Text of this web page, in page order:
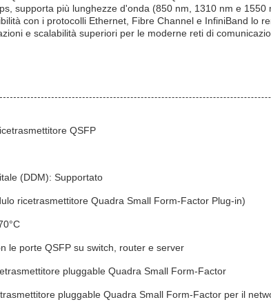
supporta più lunghezze d'onda (850 nm, 1310 nm e
con i protocolli Ethernet, Fibre Channel e InfiniBand lo
e scalabilità superiori per le moderne reti di
QSFP
(DDM): Supportato
ricetrasmettitore Quadra Small Form-Factor Plug-in)
le porte QSFP su switch, router e server
pluggable Quadra Small Form-Factor
pluggable Quadra Small Form-Factor per il